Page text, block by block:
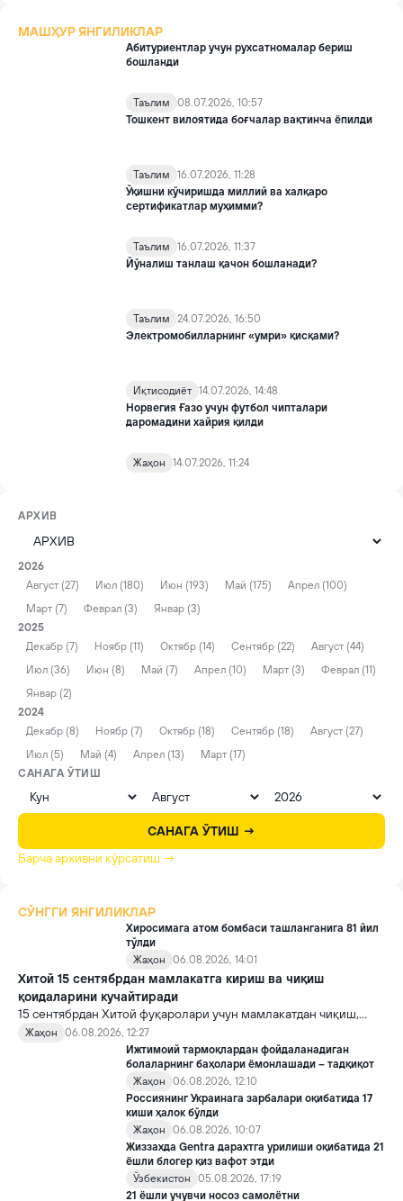
МАШҲУР ЯНГИЛИКЛАР
Абитуриентлар учун рухсатномалар бериш
бошланди
Таълим
08.07.2026, 10:57
Тошкент вилоятида боғчалар вақтинча ёпилди
Таълим
16.07.2026, 11:28
Ўқишни кўчиришда миллий ва халқаро
сертификатлар муҳимми?
Таълим
16.07.2026, 11:37
Йўналиш танлаш қачон бошланади?
Таълим
24.07.2026, 16:50
Электромобилларнинг «умри» қисқами?
Иқтисодиёт 14.07.2026, 14:48
Норвегия Ғазо учун футбол чипталари
даромадини хайрия қилди
Жаҳон 14.07.2026, 11:24
АРХИВ
2026
Август (27)
Июл (180) Июн (193) Май (175)
Апрел (100)
Март (7)
Феврал (3)
Январ (3)
2025
Декабр (7)
Ноябр (11) Октябр (14) Сентябр (22)
Август (44)
Июл (36)
Июн (8) Май (7) Апрел (10) Март (3)
Феврал (11)
Январ (2)
2024
Декабр (8)
Ноябр (7) Октябр (18) Сентябр (18)
Август (27)
Июл (5)
Май (4) Апрел (13)
Март (17)
САНАГА ЎТИШ
САНАГА ЎТИШ →
Барча архивни кўрсатиш →
СЎНГГИ ЯНГИЛИКЛАР
Хиросимага атом бомбаси ташланганига 81 йил
тўлди
Жаҳон
06.08.2026, 14:01
Хитой 15 сентябрдан мамлакатга кириш ва чиқиш
қоидаларини кучайтиради
15 сентябрдан Хитой фуқаролари учун мамлакатдан чиқиш,
хорижликлар учун эса Хитойга кириш тартиби бўйича янги
қоидалар кучга киради.
Жаҳон
06.08.2026, 12:27
Ижтимоий тармоқлардан фойдаланадиган
болаларнинг баҳолари ёмонлашади – тадқиқот
Жаҳон
06.08.2026, 12:10
Россиянинг Украинага зарбалари оқибатида 17
киши ҳалок бўлди
Жаҳон
06.08.2026, 10:07
Жиззахда Gentra дарахтга урилиши оқибатида 21
ёшли блогер қиз вафот этди
Ўзбекистон
05.08.2026, 17:19
21 ёшли учувчи носоз самолётни